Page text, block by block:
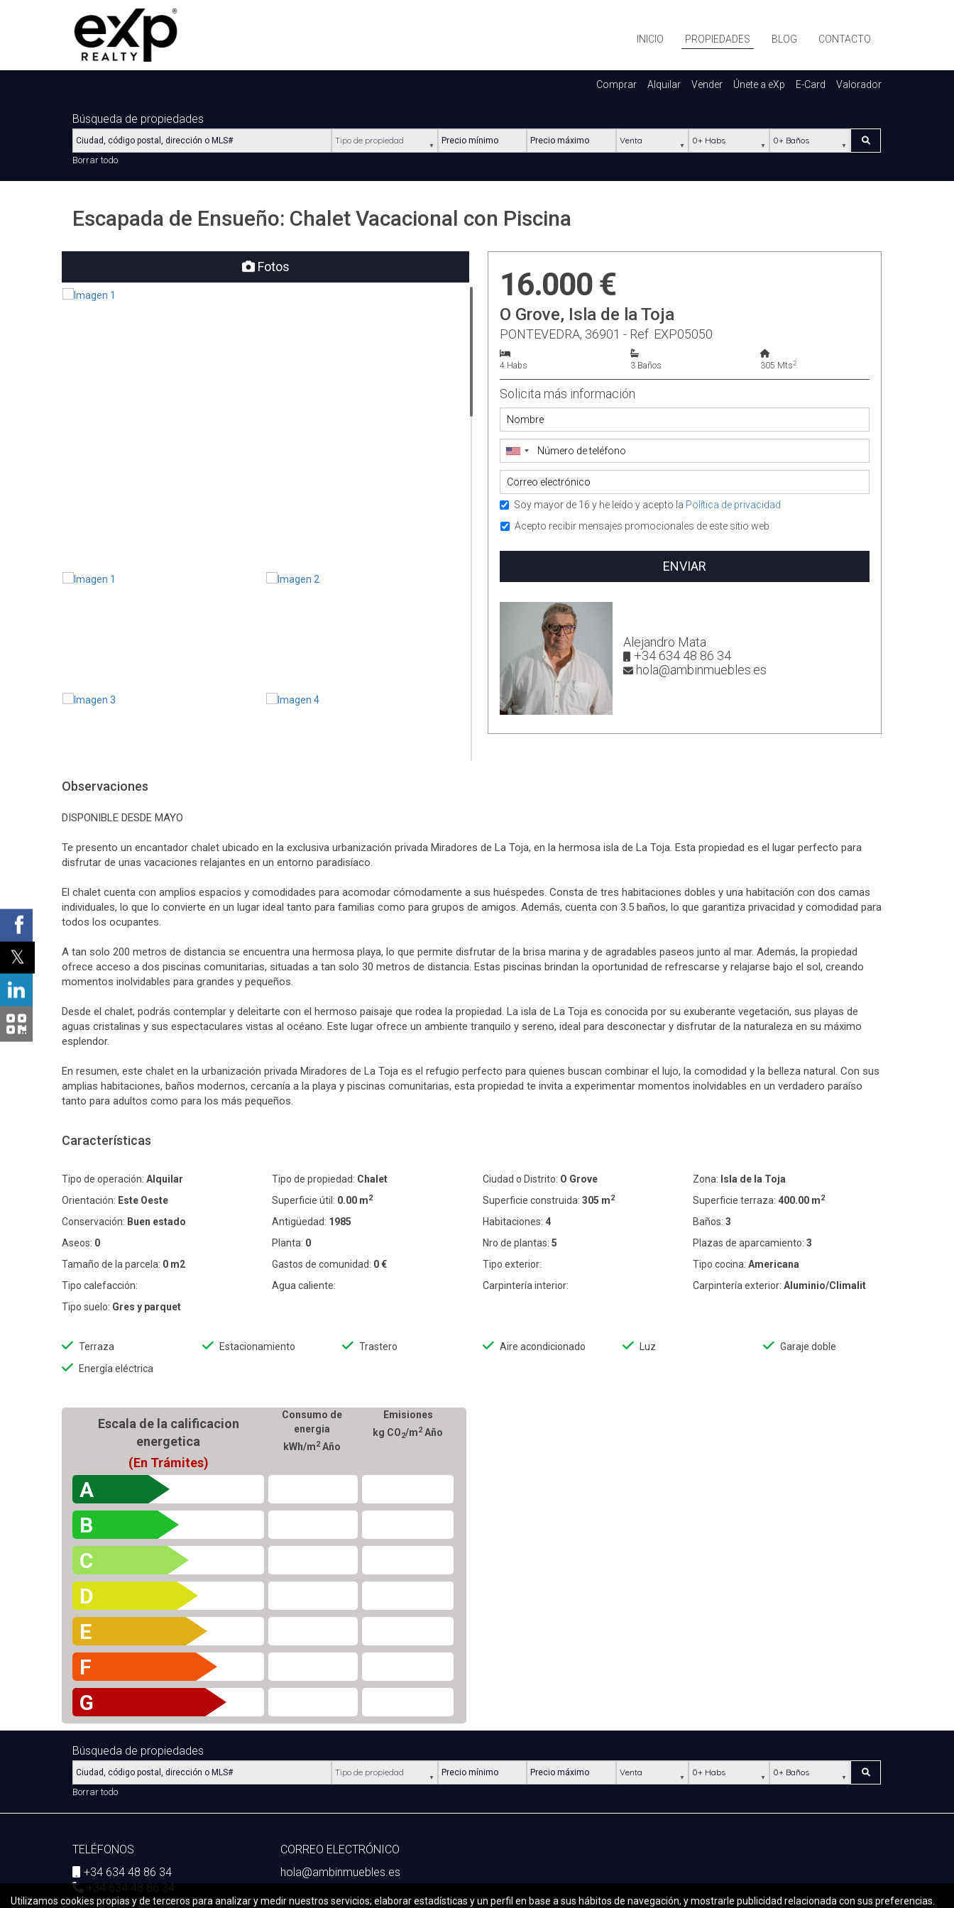
INICIO PROPIEDADES BLOG CONTACTO
Comprar Alquilar Vender Únete a eXp E-Card Valorador
Búsqueda de propiedades
Precio mínimo Precio máximo
Borrar todo
Escapada de Ensueño: Chalet Vacacional con Piscina
Fotos 16.000 €
O Grove, Isla de la Toja
PONTEVEDRA, 36901 - Ref. EXP05050
4 Habs 3 Baños 305 Mts2
Solicita más información
Soy mayor de 16 y he leído y acepto la Política de privacidad
Acepto recibir mensajes promocionales de este sitio web
ENVIAR
Alejandro Mata
+34 634 48 86 34
hola@ambinmuebles.es
Observaciones
DISPONIBLE DESDE MAYO
Te presento un encantador chalet ubicado en la exclusiva urbanización privada Miradores de La Toja, en la hermosa isla de La Toja. Esta propiedad es el lugar perfecto para
disfrutar de unas vacaciones relajantes en un entorno paradisíaco.
El chalet cuenta con amplios espacios y comodidades para acomodar cómodamente a sus huéspedes. Consta de tres habitaciones dobles y una habitación con dos camas
individuales, lo que lo convierte en un lugar ideal tanto para familias como para grupos de amigos. Además, cuenta con 3.5 baños, lo que garantiza privacidad y comodidad para
todos los ocupantes.
A tan solo 200 metros de distancia se encuentra una hermosa playa, lo que permite disfrutar de la brisa marina y de agradables paseos junto al mar. Además, la propiedad
ofrece acceso a dos piscinas comunitarias, situadas a tan solo 30 metros de distancia. Estas piscinas brindan la oportunidad de refrescarse y relajarse bajo el sol, creando
momentos inolvidables para grandes y pequeños.
Desde el chalet, podrás contemplar y deleitarte con el hermoso paisaje que rodea la propiedad. La isla de La Toja es conocida por su exuberante vegetación, sus playas de
aguas cristalinas y sus espectaculares vistas al océano. Este lugar ofrece un ambiente tranquilo y sereno, ideal para desconectar y disfrutar de la naturaleza en su máximo
esplendor.
En resumen, este chalet en la urbanización privada Miradores de La Toja es el refugio perfecto para quienes buscan combinar el lujo, la comodidad y la belleza natural. Con sus
amplias habitaciones, baños modernos, cercanía a la playa y piscinas comunitarias, esta propiedad te invita a experimentar momentos inolvidables en un verdadero paraíso
tanto para adultos como para los más pequeños.
Características
Tipo de operación: Alquilar Tipo de propiedad: Chalet Ciudad o Distrito: O Grove Zona: Isla de la Toja
Orientación: Este Oeste Superficie útil: 0.00 m2 Superficie construida: 305 m2 Superficie terraza: 400.00 m2
Conservación: Buen estado Antigüedad: 1985 Habitaciones: 4 Baños: 3
Aseos: 0 Planta: 0 Nro de plantas: 5 Plazas de aparcamiento: 3
Tamaño de la parcela: 0 m2 Gastos de comunidad: 0 € Tipo exterior: Tipo cocina: Americana
Tipo calefacción:
Agua caliente: Carpintería interior: Carpintería exterior: Aluminio/Climalit
Tipo suelo: Gres y parquet
Terraza Estacionamiento Trastero Aire acondicionado Luz
Garaje doble
Energía eléctrica
Escala de la calificacion
energetica
(En Trámites)
Consumo de
energia
kWh/m2 Año
Emisiones
kg CO2/m2 Año
A
B
C
D
E
F
G
Búsqueda de propiedades
Precio mínimo Precio máximo
Borrar todo
TELÉFONOS
+34 634 48 86 34
+34 634 48 86 34
CORREO ELECTRÓNICO
hola@ambinmuebles.es
Utilizamos cookies propias y de terceros para analizar y medir nuestros servicios; elaborar estadísticas y un perfil en base a sus hábitos de navegación, y mostrarle publicidad relacionada con sus preferencias.